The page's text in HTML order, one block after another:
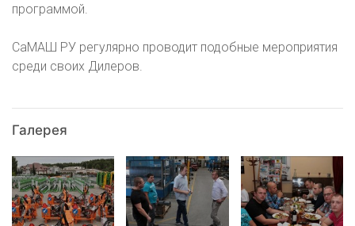
программой.
СаМАШ РУ регулярно проводит подобные мероприятия
среди своих Дилеров.
Галерея